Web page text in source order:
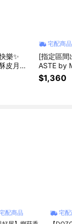
樂✨
皮月餅
石】月
宅配商品
[指定區間
ASTE by
over】月
入+茶咖
$1,360
配商品
宅